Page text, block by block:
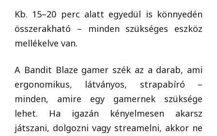
Kb. 15–20 perc alatt egyedül is könnyedén
összerakható – minden szükséges eszköz
mellékelve van.
A Bandit Blaze gamer szék az a darab, ami
ergonomikus, látványos, strapabíró –
minden, amire egy gamernek szüksége
lehet. Ha igazán kényelmesen akarsz
játszani, dolgozni vagy streamelni, akkor ne